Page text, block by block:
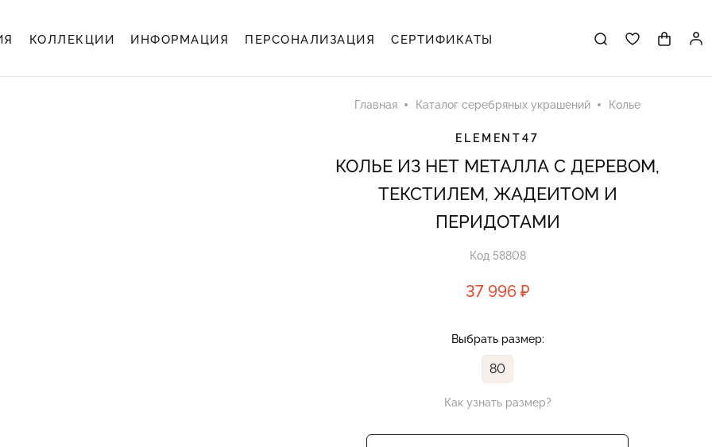
КОЛЛЕКЦИИ ИНФОРМАЦИЯ ПЕРСОНАЛИЗАЦИЯ СЕРТИФИКАТЫ
Главная Каталог серебряных украшений Колье
ELEMENT47
КОЛЬЕ ИЗ НЕТ МЕТАЛЛА С ДЕРЕВОМ,
ТЕКСТИЛЕМ, ЖАДЕИТОМ И
ПЕРИДОТАМИ
Код 58808
37 996 ₽
Выбрать размер:
80
Как узнать размер?